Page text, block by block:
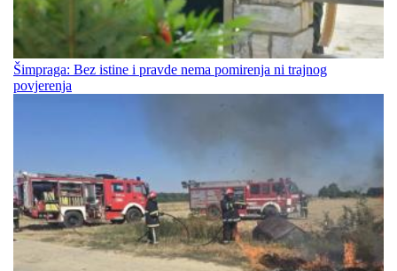
Šimpraga: Bez istine i pravde nema pomirenja ni trajnog
povjerenja